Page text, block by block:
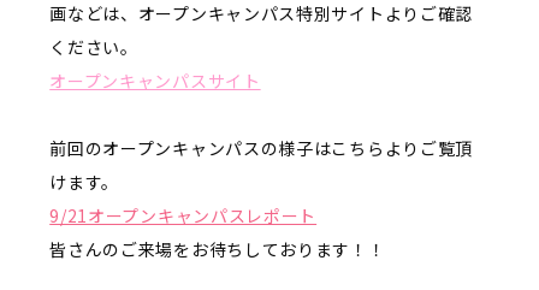
画などは、オープンキャンパス特別サイトよりご確認
ください。
オープンキャンパスサイト
前回のオープンキャンパスの様子はこちらよりご覧頂
けます。
9/21オープンキャンパスレポート
皆さんのご来場をお待ちしております！！